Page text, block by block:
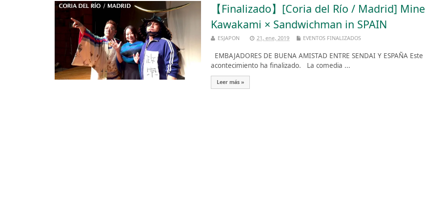
【Finalizado】[Coria del Río / Madrid] Mine
Kawakami × Sandwichman in SPAIN
ESJAPON 21, ene, 2019 EVENTOS FINALIZADOS
EMBAJADORES DE BUENA AMISTAD ENTRE SENDAI Y ESPAÑA Este
acontecimiento ha finalizado. La comedia ...
Leer más »